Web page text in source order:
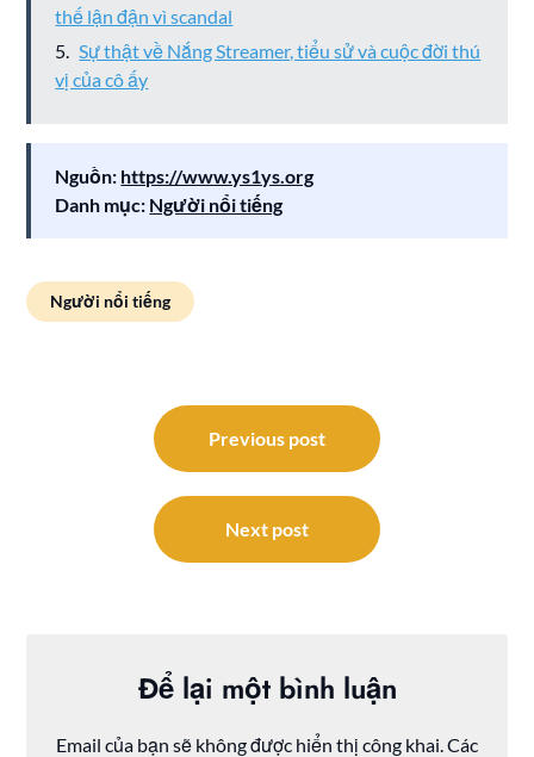
thế lận đận vì scandal
Sự thật về Nắng Streamer, tiểu sử và cuộc đời thú
vị của cô ấy
Nguồn: https://www.ys1ys.org
Danh mục: Người nổi tiếng
Người nổi tiếng
Previous post
Next post
Để lại một bình luận
Email của bạn sẽ không được hiển thị công khai. Các